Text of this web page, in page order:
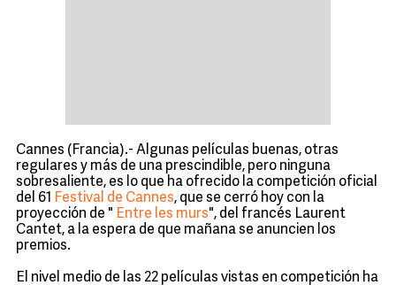
Cannes (Francia).- Algunas películas buenas, otras
regulares y más de una prescindible, pero ninguna
sobresaliente, es lo que ha ofrecido la competición oficial
del 61 Festival de Cannes, que se cerró hoy con la
proyección de " Entre les murs", del francés Laurent
Cantet, a la espera de que mañana se anuncien los
premios.
El nivel medio de las 22 películas vistas en competición ha